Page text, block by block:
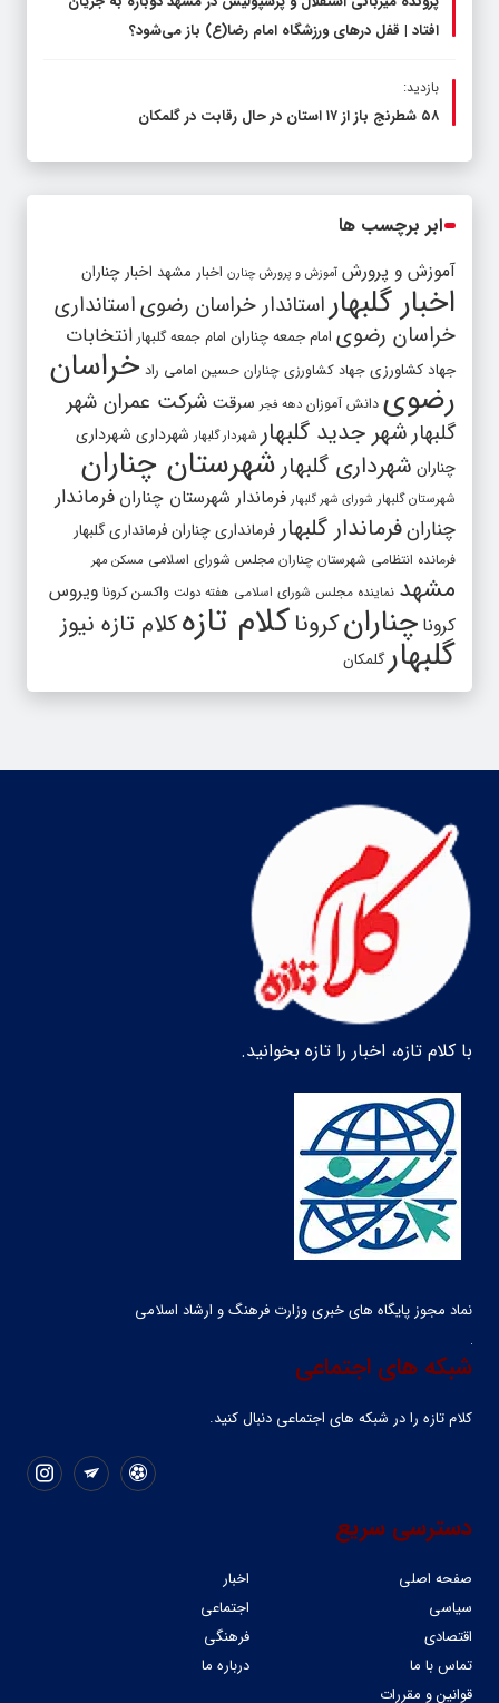
افتاد | قفل در‌های ورزشگاه امام رضا(ع) باز می‌شود؟
بازدید:
۵۸ شطرنج‌ باز از ۱۷ استان در حال رقابت در گلمکان
ابر برچسب ها
آموزش و پرورش آموزش و پرورش چنارن اخبار مشهد اخبار چناران
اخبار گلبهار استاندار خراسان رضویاستانداری
خراسان رضوی امام جمعه چناران امام جمعه گلبهار انتخابات
جهاد کشاورزی جهاد کشاورزی چناران حسین امامی راد خراسان
رضوی دانش آموزان دهه فجر سرقت شرکت عمران شهر
گلبهارشهر جدید گلبهار شهردار گلبهار شهرداری شهرداری
چناران شهرداری گلبهار شهرستان چناران
شهرستان گلبهار شورای شهر گلبهار فرماندار شهرستان چناران فرماندار
چنارانفرماندار گلبهار فرمانداری چنارانفرمانداری گلبهار
فرمانده انتظامی شهرستان چناران مجلس شورای اسلامی مسکن مهر
مشهد نماینده مجلس شورای اسلامی هفته دولت واکسن کرونا ویروس
کرونا چنارانکروناکلام تازهکلام تازه نیوز
گلبهارگلمکان
با کلام تازه، اخبار را تازه بخوانید.
نماد مجوز پایگاه های خبری وزارت فرهنگ و ارشاد اسلامی
شبکه های اجتماعی
کلام تازه را در شبکه ‌های اجتماعی دنبال کنید.
دسترسی سریع
صفحه اصلی
اخبار
سیاسی
اجتماعی
اقتصادی
فرهنگی
تماس با ما
درباره ما
قوانین و مقررات